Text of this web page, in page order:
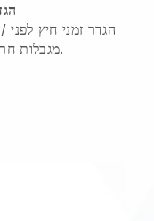
הגדר זמני חיץ
מגבלות חריץ והודעה מינימלית להזמנה.